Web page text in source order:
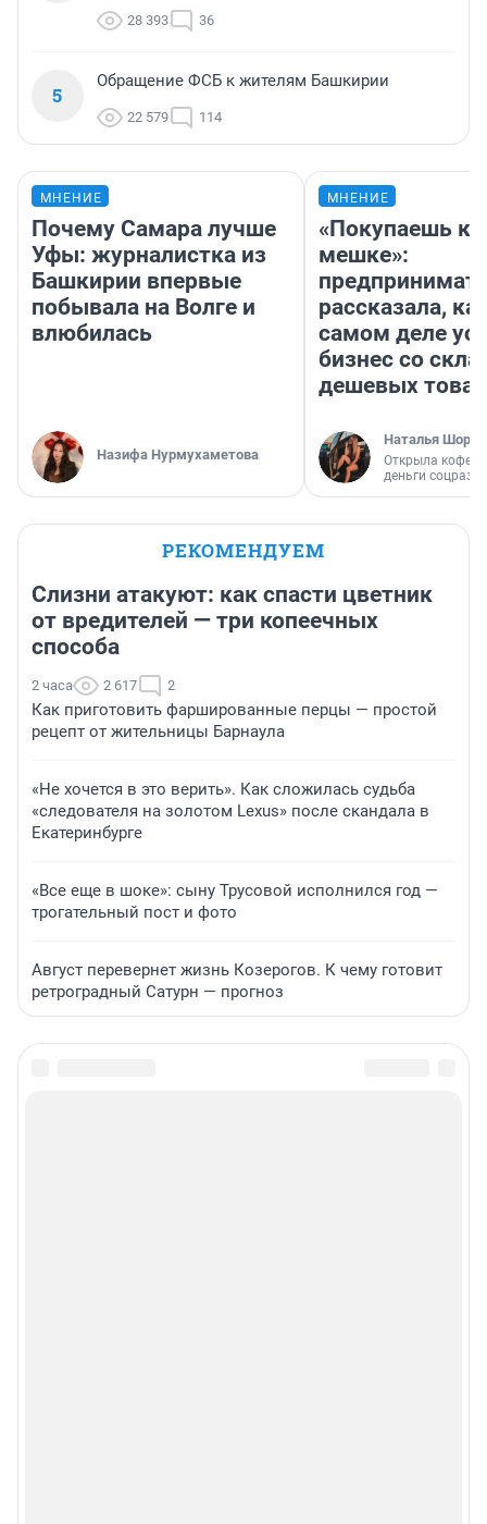
28 393 36
5
Обращение ФСБ к жителям Башкирии
22 579 114
МНЕНИЕ
Почему Самара лучше
Уфы: журналистка из
Башкирии впервые
побывала на Волге и
влюбилась
Назифа Нурмухаметова
МНЕНИЕ
«Покупаешь
мешке»:
рассказала,
самом деле
бизнес со
дешевых
Наталья
Открыла
деньги
РЕКОМЕНДУЕМ
Слизни атакуют: как спасти цветник
от вредителей — три копеечных
способа
2 часа 2 617 2
Как приготовить фаршированные перцы — простой
рецепт от жительницы Барнаула
«Не хочется в это верить». Как сложилась судьба
«следователя на золотом Lexus» после скандала в
Екатеринбурге
«Все еще в шоке»: сыну Трусовой исполнился год —
трогательный пост и фото
Август перевернет жизнь Козерогов. К чему готовит
ретроградный Сатурн — прогноз